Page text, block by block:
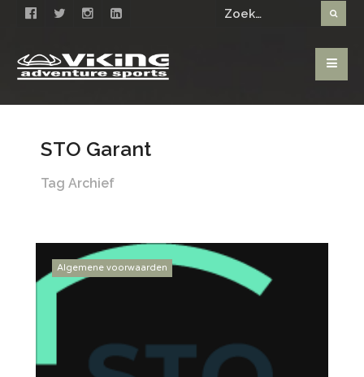
STO Garant
Tag Archief
Algemene voorwaarden